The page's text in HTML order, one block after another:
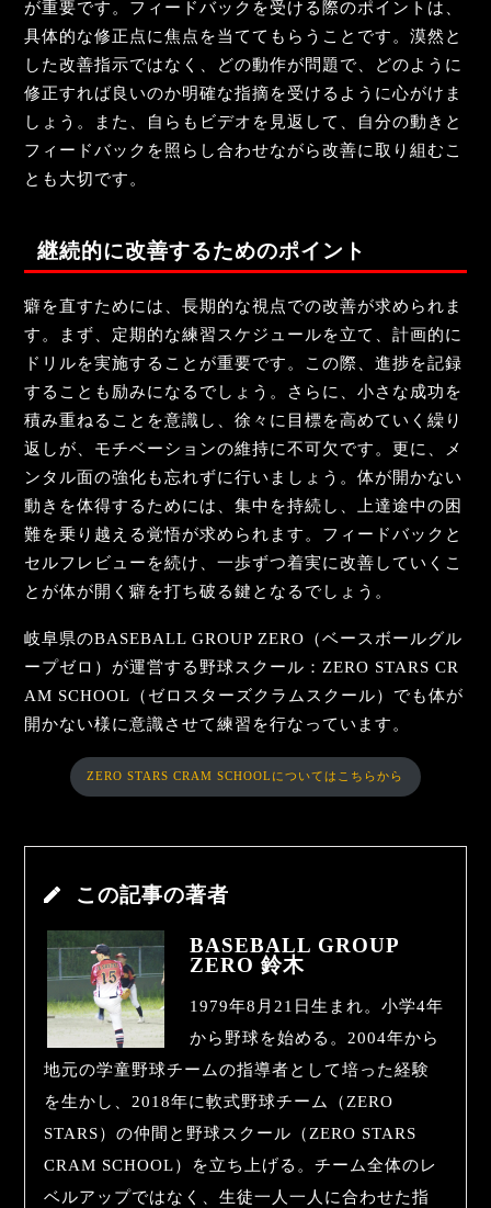
が重要です。フィードバックを受ける際のポイントは、
具体的な修正点に焦点を当ててもらうことです。漠然と
した改善指示ではなく、どの動作が問題で、どのように
修正すれば良いのか明確な指摘を受けるように心がけま
しょう。また、自らもビデオを見返して、自分の動きと
フィードバックを照らし合わせながら改善に取り組むこ
とも大切です。
継続的に改善するためのポイント
癖を直すためには、長期的な視点での改善が求められま
す。まず、定期的な練習スケジュールを立て、計画的に
ドリルを実施することが重要です。この際、進捗を記録
することも励みになるでしょう。さらに、小さな成功を
積み重ねることを意識し、徐々に目標を高めていく繰り
返しが、モチベーションの維持に不可欠です。更に、メ
ンタル面の強化も忘れずに行いましょう。体が開かない
動きを体得するためには、集中を持続し、上達途中の困
難を乗り越える覚悟が求められます。フィードバックと
セルフレビューを続け、一歩ずつ着実に改善していくこ
とが体が開く癖を打ち破る鍵となるでしょう。
岐阜県のBASEBALL GROUP ZERO（ベースボールグル
ープゼロ）が運営する野球スクール：ZERO STARS CR
AM SCHOOL（ゼロスターズクラムスクール）でも体が
開かない様に意識させて練習を行なっています。
ZERO STARS CRAM SCHOOLについてはこちらから
この記事の著者
BASEBALL GROUP
ZERO 鈴木
1979年8月21日生まれ。小学4年
から野球を始める。2004年から
地元の学童野球チームの指導者として培った経験
を生かし、2018年に軟式野球チーム（ZERO
STARS）の仲間と野球スクール（ZERO STARS
CRAM SCHOOL）を立ち上げる。チーム全体のレ
ベルアップではなく、生徒一人一人に合わせた指